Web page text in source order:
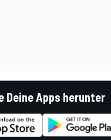
Deine Apps herunter